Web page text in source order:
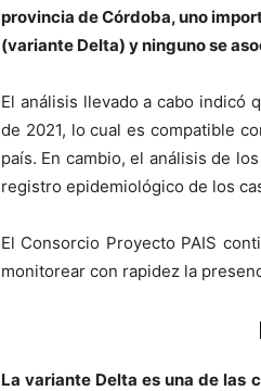
provincia de Córdoba, uno
(variante Delta) y ninguno se
El análisis llevado a cabo indicó
de 2021, lo cual es compatible
país. En cambio, el análisis de
registro epidemiológico de los
El Consorcio Proyecto PAIS
monitorear con rapidez la
La variante Delta es una de las